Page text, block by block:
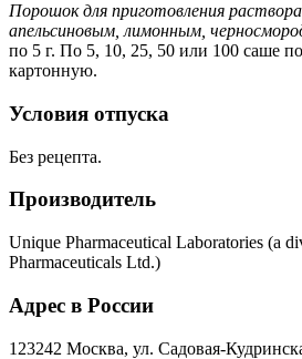
Порошок для приготовления
апельсиновым, лимонным,
по 5 г. По 5, 10, 25, 50 или 100 саше
картонную.
Условия отпуска
Без рецепта.
Производитель
Unique Pharmaceutical Laboratories (a
Pharmaceuticals Ltd.)
Адрес в России
123242 Москва, ул. Садовая-